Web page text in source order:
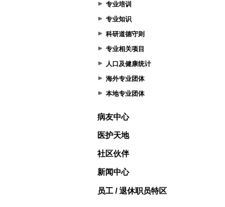
专业培训
专业知识
科研道德守则
专业相关项目
人口及健康统计
海外专业团体
本地专业团体
病友中心
医护天地
社区伙伴
新闻中心
员工 / 退休职员特区